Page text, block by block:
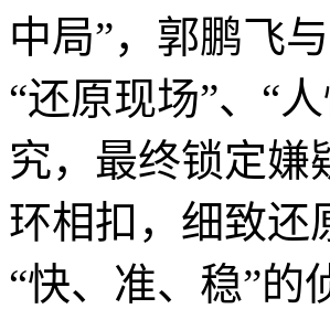
中局”，郭鹏飞
“还原现场”、“
究，最终锁定嫌
环相扣，细致还
“快、准、稳”的